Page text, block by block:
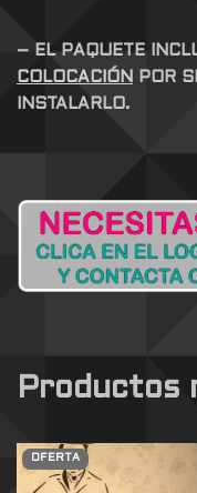
– EL PAQUETE
COLOCACIÓN
POR
INSTALARLO.
Productos
OFERTA